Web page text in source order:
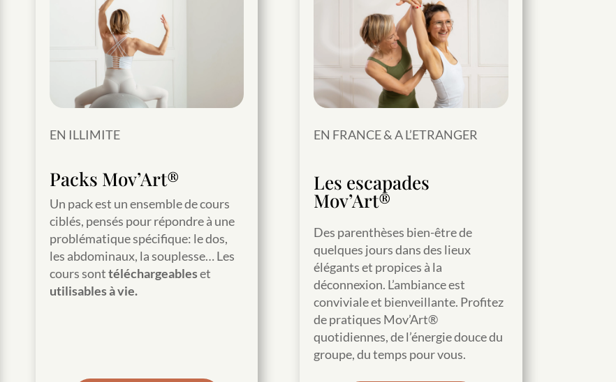
EN ILLIMITE
Packs Mov’Art®
Un pack est un ensemble de cours
ciblés, pensés pour répondre à une
problématique spécifique: le dos,
les abdominaux, la souplesse… Les
cours sonttéléchargeableset
utilisables à vie.
EN FRANCE & A L’ETRANGER
Les escapades
Mov’Art®
Des parenthèses bien-être de
quelques jours dans des lieux
élégants et propices à la
déconnexion. L’ambiance est
conviviale et bienveillante. Profitez
de pratiques Mov’Art®
quotidiennes, de l’énergie douce du
groupe, du temps pour vous.